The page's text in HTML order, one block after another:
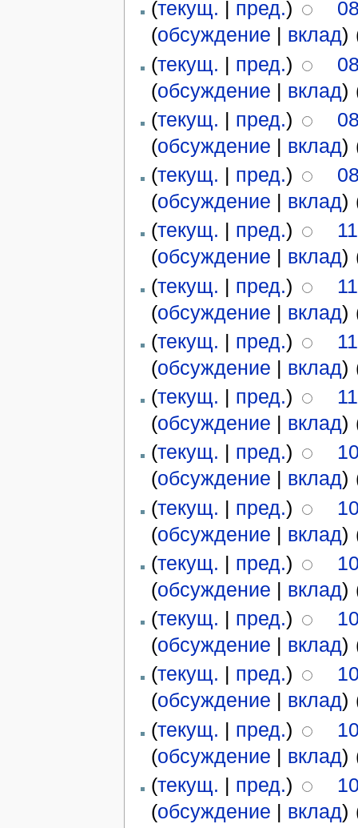
(текущ. | пред.)
(обсуждение | вклад)
(текущ. | пред.)
(обсуждение | вклад)
(текущ. | пред.)
(обсуждение | вклад)
(текущ. | пред.)
(обсуждение | вклад)
(текущ. | пред.)
(обсуждение | вклад)
(текущ. | пред.)
(обсуждение | вклад)
(текущ. | пред.)
(обсуждение | вклад)
(текущ. | пред.)
(обсуждение | вклад)
(текущ. | пред.)
(обсуждение | вклад)
(текущ. | пред.)
(обсуждение | вклад)
(текущ. | пред.)
(обсуждение | вклад)
(текущ. | пред.)
(обсуждение | вклад)
(текущ. | пред.)
(обсуждение | вклад)
(текущ. | пред.)
(обсуждение | вклад)
(текущ. | пред.)
(обсуждение | вклад)